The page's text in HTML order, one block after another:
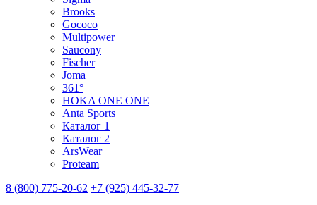
Brooks
Gococo
Multipower
Saucony
Fischer
Joma
361°
HOKA ONE ONE
Anta Sports
Каталог 1
Каталог 2
ArsWear
Proteam
8 (800) 775-20-62 +7 (925) 445-32-77